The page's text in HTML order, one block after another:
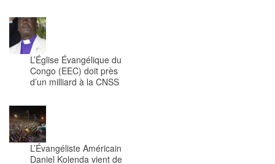
L’Église Évangélique du
Congo (EEC) doit près
d’un milliard à la CNSS
L’Évangéliste Américain
Daniel Kolenda vient de